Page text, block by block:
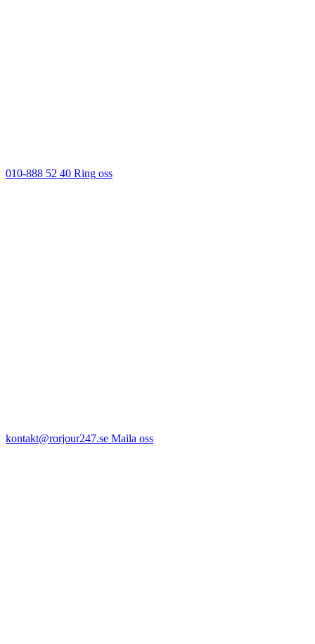
010-888 52 40 Ring oss
kontakt@rorjour247.se Maila oss